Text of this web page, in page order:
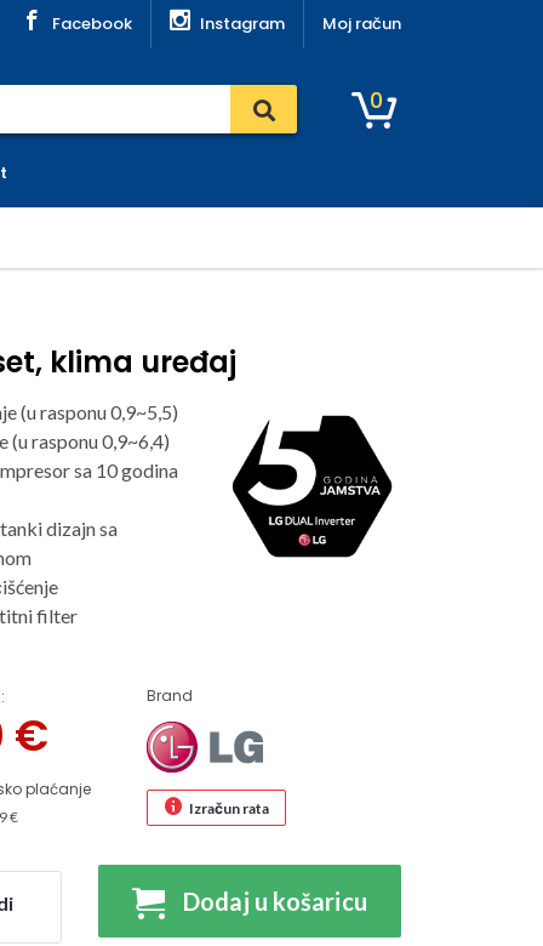
Facebook Instagram Moj račun
0
set, klima uređaj
(u rasponu 0,9~5,5)
(u rasponu 0,9~6,4)
sa 10 godina
dizajn sa
filter
€
plaćanje
Brand
€ Izračun rata
Dodaj u košaricu